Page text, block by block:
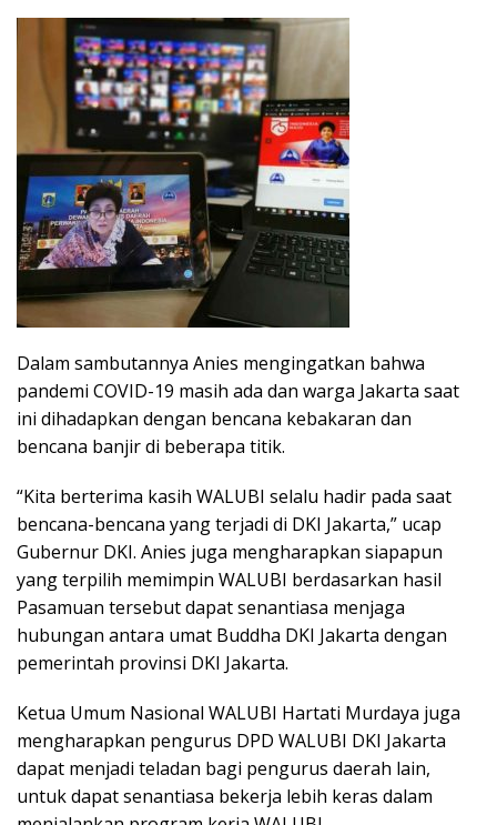
Dalam sambutannya Anies mengingatkan bahwa
pandemi COVID-19 masih ada dan warga Jakarta saat
ini dihadapkan dengan bencana kebakaran dan
bencana banjir di beberapa titik.
“Kita berterima kasih WALUBI selalu hadir pada saat
bencana-bencana yang terjadi di DKI Jakarta,” ucap
Gubernur DKI. Anies juga mengharapkan siapapun
yang terpilih memimpin WALUBI berdasarkan hasil
Pasamuan tersebut dapat senantiasa menjaga
hubungan antara umat Buddha DKI Jakarta dengan
pemerintah provinsi DKI Jakarta.
Ketua Umum Nasional WALUBI Hartati Murdaya juga
mengharapkan pengurus DPD WALUBI DKI Jakarta
dapat menjadi teladan bagi pengurus daerah lain,
untuk dapat senantiasa bekerja lebih keras dalam